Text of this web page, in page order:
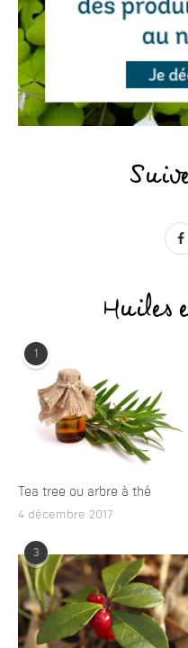
Huiles
1
Tea tree ou arbre à thé
4 décembre 2017
3